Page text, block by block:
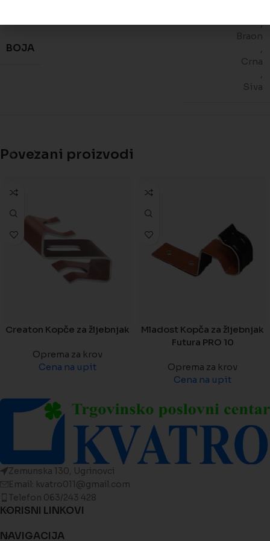
BOJA
,
Braon
Crna
Siva
Povezani proizvodi
Creaton Kopče za žljebnjak
Oprema za krov
Cena na upit
Mladost Kopča za žljebnjak
Futura PRO 10
Oprema za krov
Cena na upit
Zemunska 130, Ugrinovci
Email: kvatro011@gmail.com
Telefon 063/243 428
KORISNI LINKOVI
NAVIGACIJA